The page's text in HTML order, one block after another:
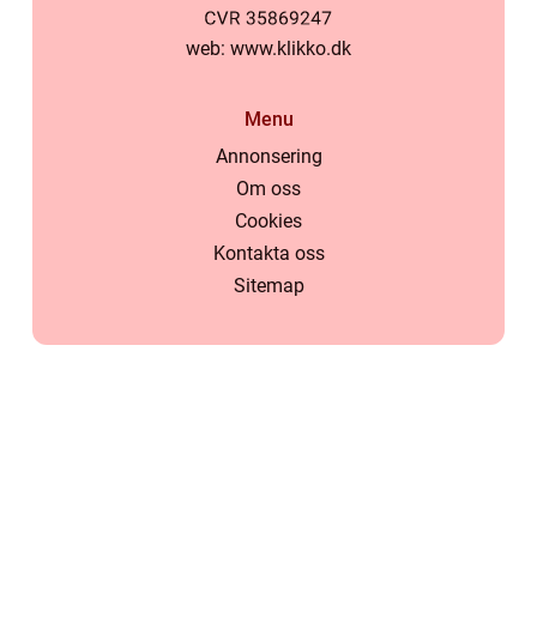
web: www.klikko.dk
Menu
Annonsering
Om oss
Cookies
Kontakta oss
Sitemap